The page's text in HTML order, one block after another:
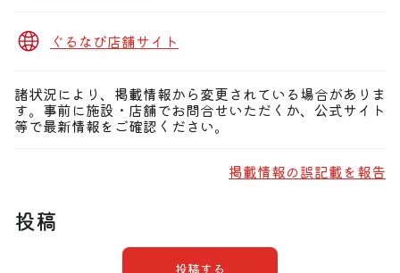
ぐるなび店舗サイト
諸状況により、掲載情報から変更されている場合がありま
す。事前に施設・店舗でお問合せいただくか、公式サイト
等で最新情報をご確認ください。
掲載情報の誤記載を報告
投稿
投稿する